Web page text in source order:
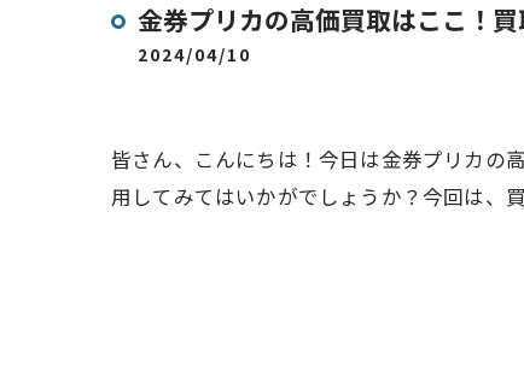
金券プリカの高価買取はここ！
2024/04/10
皆さん、こんにちは！今日は金券プリカの
用してみてはいかがでしょうか？今回は、